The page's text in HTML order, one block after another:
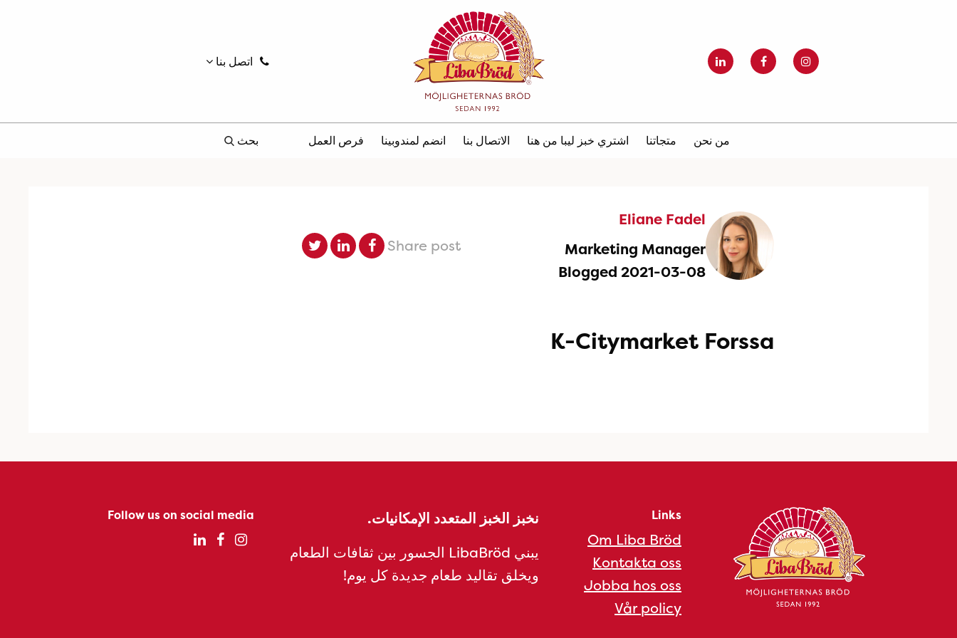
اتصل بنا
من نحن متجاتنا اشتري خبز ليبا من هنا الاتصال بنا انضم لمندوبينا فرص العمل بحث
Eliane Fadel
Marketing Manager
Blogged 2021-03-08
Share post
K-Citymarket Forssa
Links
Om Liba Bröd
Kontakta oss
Jobba hos oss
Vår policy
نخبز الخبز المتعدد الإمكانيات.
يبني LibaBröd الجسور بين ثقافات الطعام
ويخلق تقاليد طعام جديدة كل يوم!
Follow us on social media